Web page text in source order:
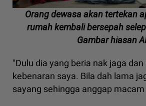
Orang dewasa akan tertekan
rumah kembali bersepah
Gambar hiasan
"Dulu dia yang beria nak jaga
kebenaran saya. Bila dah lama
sayang sehingga anggap